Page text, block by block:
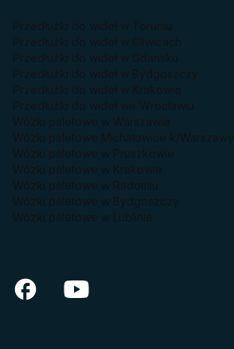
Przedłużki do wideł w Toruniu
Przedłużki do wideł w Gliwicach
Przedłużki do wideł w Gdańsku
Przedłużki do wideł w Bydgoszczy
Przedłużki do wideł w Krakowie
Przedłużki do wideł we Wrocławiu
Wózki paletowe w Warszawie
Wózki paletowe Michałowice k/Warszawy
Wózki paletowe w Pruszkowie
Wózki paletowe w Krakowie
Wózki paletowe w Radomiu
Wózki paletowe w Bydgoszczy
Wózki paletowe w Lublinie